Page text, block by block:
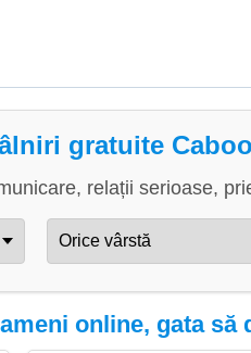
gratuite
relații serioase,
online, gata să